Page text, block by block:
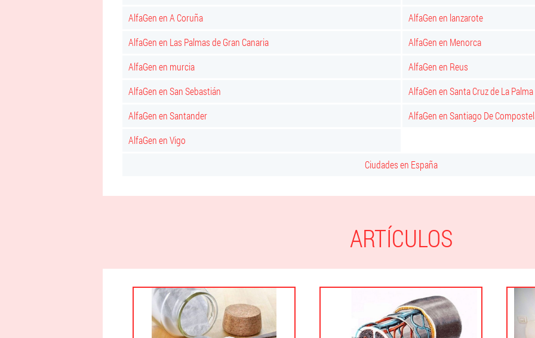
AlfaGen en A Coruña
AlfaGen en lanzarote
AlfaGen en Las Palmas de Gran Canaria
AlfaGen en Menorca
AlfaGen en murcia
AlfaGen en Reus
AlfaGen en San Sebastián
AlfaGen en Santa Cruz de La Palma
AlfaGen en Santander
AlfaGen en Santiago De
AlfaGen en Vigo
Ciudades en España
ARTÍCULOS